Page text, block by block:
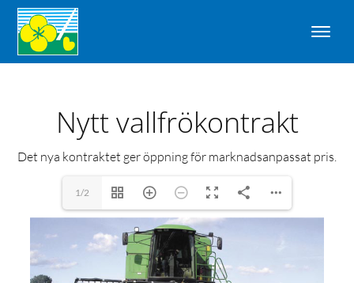
Nytt vallfrökontrakt
Det nya kontraktet ger öppning för marknadsanpassat pris.
1/2